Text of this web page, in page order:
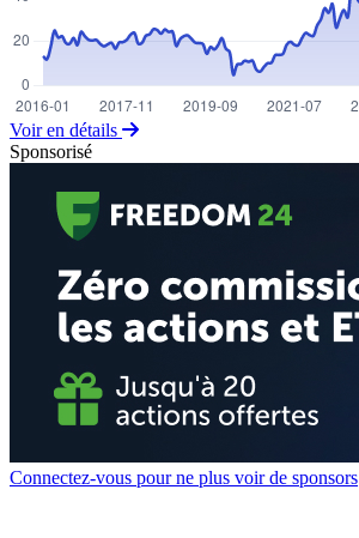
Voir en détails
Sponsorisé
Connectez-vous pour ne plus voir de sponsors